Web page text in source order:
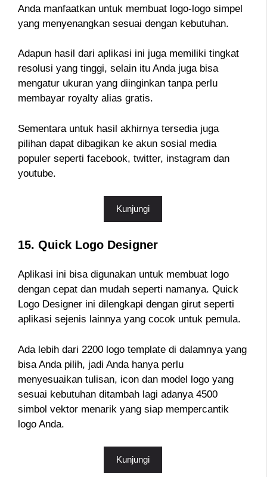
Anda manfaatkan untuk membuat logo-logo simpel
yang menyenangkan sesuai dengan kebutuhan.
Adapun hasil dari aplikasi ini juga memiliki tingkat
resolusi yang tinggi, selain itu Anda juga bisa
mengatur ukuran yang diinginkan tanpa perlu
membayar royalty alias gratis.
Sementara untuk hasil akhirnya tersedia juga
pilihan dapat dibagikan ke akun sosial media
populer seperti facebook, twitter, instagram dan
youtube.
Kunjungi
15. Quick Logo Designer
Aplikasi ini bisa digunakan untuk membuat logo
dengan cepat dan mudah seperti namanya. Quick
Logo Designer ini dilengkapi dengan girut seperti
aplikasi sejenis lainnya yang cocok untuk pemula.
Ada lebih dari 2200 logo template di dalamnya yang
bisa Anda pilih, jadi Anda hanya perlu
menyesuaikan tulisan, icon dan model logo yang
sesuai kebutuhan ditambah lagi adanya 4500
simbol vektor menarik yang siap mempercantik
logo Anda.
Kunjungi